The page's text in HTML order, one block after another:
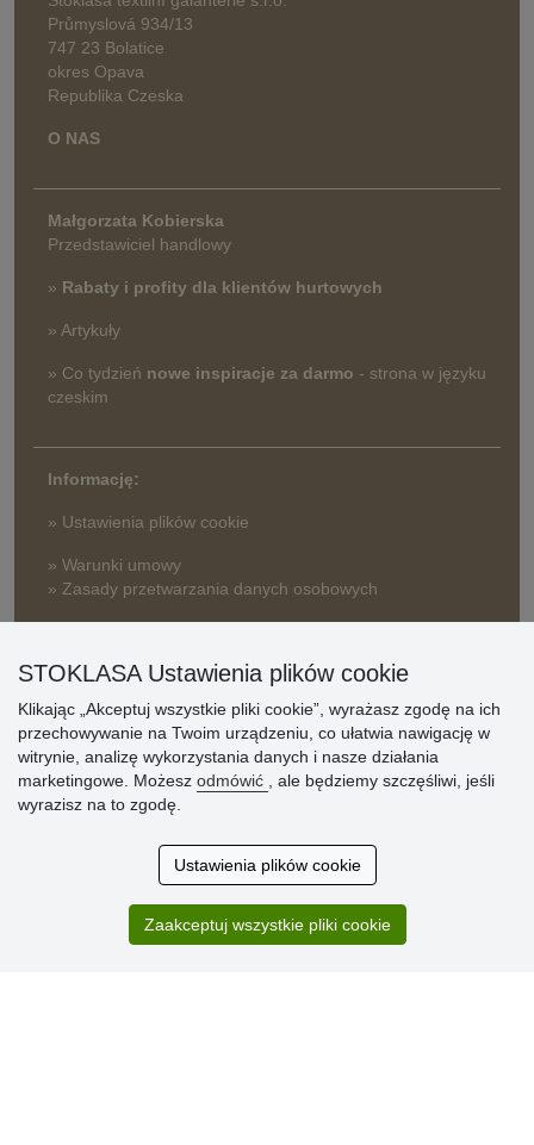
Průmyslová 934/13
747 23 Bolatice
okres Opava
Republika Czeska
O NAS
Małgorzata Kobierska
Przedstawiciel handlowy
» Rabaty i profity dla klientów hurtowych
» Artykuły
» Co tydzień nowe inspiracje za darmo - strona w języku
czeskim
Informację:
» Ustawienia plików cookie
» Warunki umowy
» Zasady przetwarzania danych osobowych
» Najczęściej zadawane pytania
Ocena
Zakup przebiegł sprawnie. Jestem
zadowolona. Polecam.
STOKLASA Ustawienia plików cookie
Klikając „Akceptuj wszystkie pliki cookie”, wyrażasz zgodę na ich
przechowywanie na Twoim urządzeniu, co ułatwia nawigację w
witrynie, analizę wykorzystania danych i nasze działania
marketingowe. Możesz odmówić
, ale będziemy szczęśliwi, jeśli
wyrazisz na to zgodę.
Ustawienia plików cookie
Zaakceptuj wszystkie pliki cookie